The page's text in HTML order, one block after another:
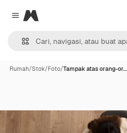
Close menu
Magnific
Rumah/Stok/Foto/Tampak atas orang-or…